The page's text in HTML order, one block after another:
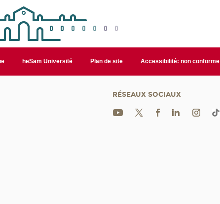
heSam Université Plan de site Accessibilité: non conforme
RÉSEAUX SOCIAUX